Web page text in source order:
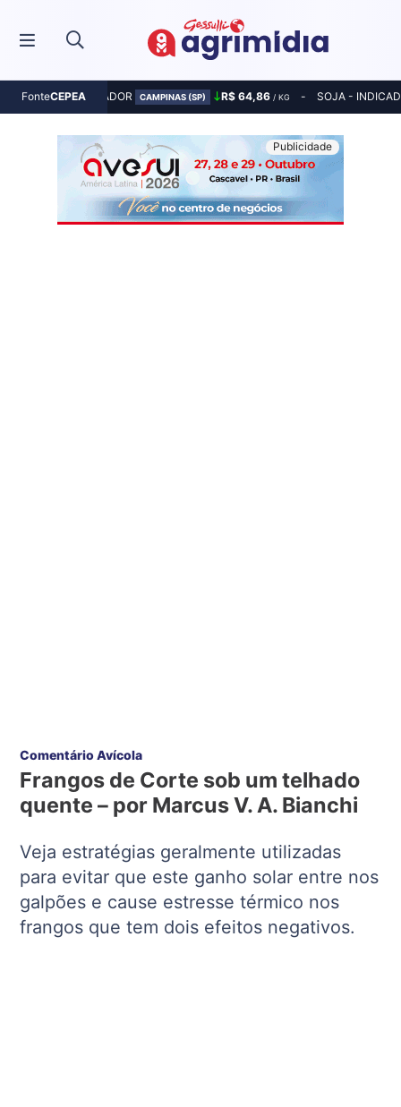
FonteCEPEA
MILHO - INDICADOR CAMPINAS (SP) R$ 64,86 / KG SOJA -
Comentário Avícola
Frangos de Corte sob um telhado
quente – por Marcus V. A. Bianchi
Veja estratégias geralmente utilizadas
para evitar que este ganho solar entre nos
galpões e cause estresse térmico nos
frangos que tem dois efeitos negativos.